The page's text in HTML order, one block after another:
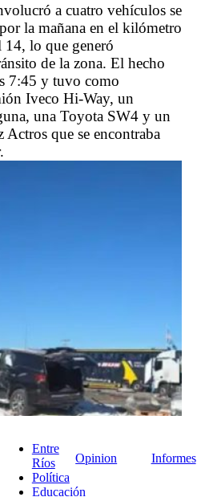
a cuatro vehículos se
la mañana en el kilómetro
14, lo que generó
de la zona. El hecho
7:45 y tuvo como
Iveco Hi-Way, un
una Toyota SW4 y un
Actros que se encontraba
Entre
Ríos
Política
Educación
Opinion Informes